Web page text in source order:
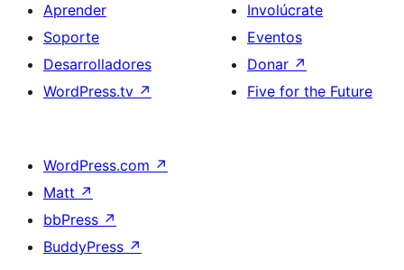
Aprender
Soporte
Desarrolladores
WordPress.tv ↗
Involúcrate
Eventos
Donar ↗
Five for the Future
WordPress.com ↗
Matt ↗
bbPress ↗
BuddyPress ↗